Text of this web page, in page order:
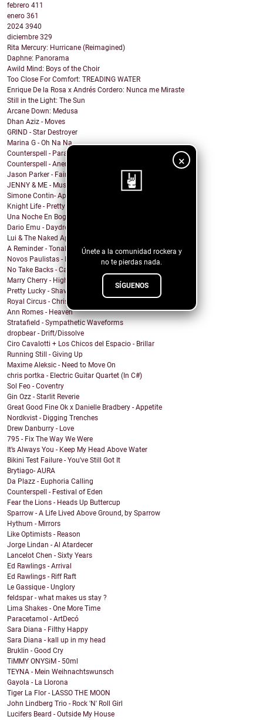
×
Únete a la comunidad rockera y
no te pierdas nada.
SÍGUENOS
febrero 411
enero 361
2024 3940
diciembre 329
Rita Mercury: Hurricane (Reimagined)
Daphne: Panorama
Awild Mind: Boys of the Choir
Too Close For Comfort: TREADING WATER
Enrique De la Rosa x Andrés Cordero: Nunca me Miraste
Still in the Light: The Sun
Arcane Down: Medusa
Dhan Aziz - Moves
GRIND - Star Destroyer
Marina G - Oh Na Na
Counterspell - Parallel on the End of the World
Counterspell - Anemone
Jason Parker - Fairy Bread
JENNY & ME - Music
Simone Contin- Apnea
Knight Life - Pretty Mother Fucker
Una Noche En Bogota - Despedida
Dario Emu - Daydream
Lui & The Naked Aphids - Lindsey Sue (Will You Mar...
A Reminder - Tonal Wakeup
Novos Paulistas - Num Piscar de Olhos
No Take Backs - Caught Up
Marry Cherry - High All Night
Pretty Lucky - Shave Or Sheep
Royal Circus - Christmas in blue
Ann Romes - Heaven
Stratafield - Sympathetic Waveforms
dropbear - Drift/Dissolve
Ciro Cavalotti + Los Chicos del Espacio - Brillar
Running Still - Giving Up
Maxime Aleksic - Need to Move On
chris portka - Electric Guitar Quartet (In C#)
Sol Feo - Coventry
Gin Ozz - Starlit Reverie
Great Good Fine Ok x Danielle Bradbery - Appetite
Nordkvist - Digging Trenches
Drew Danburry - Love
795 - Fix The Way We Were
It’s Always You - Keep My Head Above Water
Bikini Test Failure - You've Still Got It
Brytiago- AURA
Da Plazz - Euphoria Calling
Counterspell - Festival of Eden
Fear the Lions - Heads Up Buttercup
Sparrow - A Life Lived Above Ground, by Sparrow
Hythum - Mirrors
Like Optimists - Reason
Jorge Lindan - Al Atardecer
Lancelot Chen - Sixty Years
Ed Rawlings - Arrival
Ed Rawlings - Riff Raft
Le Gassique - Unglory
feldspar - what makes us stay ?
Lima Shakes - One More Time
Paracetamol - ArtDecó
Sara Diana - Filthy Happy
Sara Diana - kall up in my head
Bruklin - Good Cry
TiMMY ONYSiM - 50ml
TEYNA - Mein Weihnachtswunsch
Gayola - La Llorona
Tiger La Flor - LASSO THE MOON
John Lindberg Trio - Rock 'N' Roll Girl
Lucifers Beard - Outside My House